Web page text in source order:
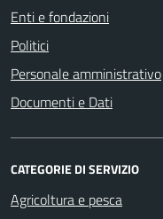
Enti e fondazioni
Politici
Personale amministrativo
Documenti e Dati
CATEGORIE DI SERVIZIO
Agricoltura e pesca